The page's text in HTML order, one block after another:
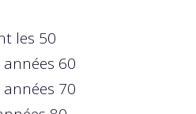
les 50
60
70